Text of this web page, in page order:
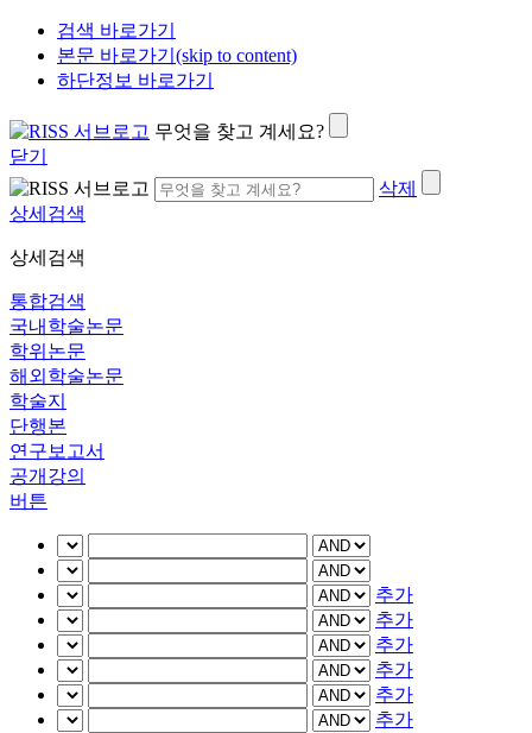
검색 바로가기
본문 바로가기(skip to content)
하단정보 바로가기
무엇을 찾고 계세요?
닫기
삭제
상세검색
상세검색
통합검색
국내학술논문
학위논문
해외학술논문
학술지
단행본
연구보고서
공개강의
버튼
추가
추가
추가
추가
추가
추가